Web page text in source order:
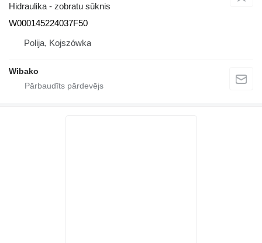
Hidraulika - zobratu sūknis
W000145224037F50
Polija, Kojszówka
Wibako